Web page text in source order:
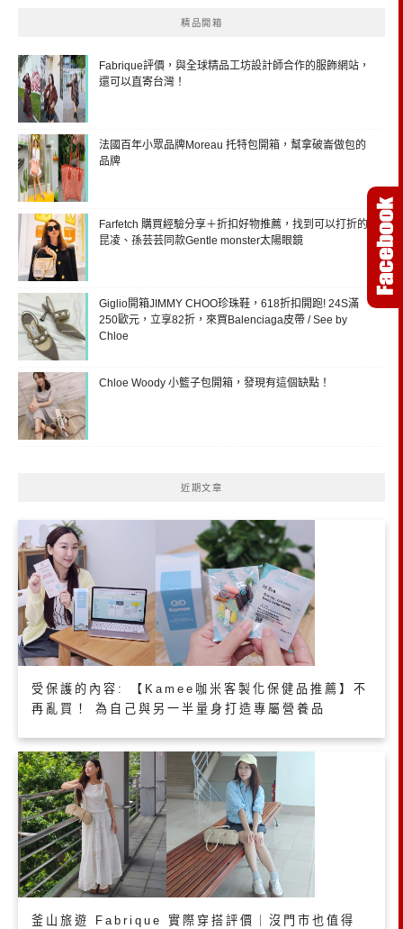
精品開箱
Fabrique評價，與全球精品工坊設計師合作的服飾網站，
還可以直寄台灣！
法國百年小眾品牌Moreau 托特包開箱，幫拿破崙做包的
品牌
Farfetch 購買經驗分享＋折扣好物推薦，找到可以打折的
昆凌、孫芸芸同款Gentle monster太陽眼鏡
Giglio開箱JIMMY CHOO珍珠鞋，618折扣開跑! 24S滿
250歐元，立享82折，來買Balenciaga皮帶 / See by
Chloe
Chloe Woody 小籃子包開箱，發現有這個缺點！
近期文章
受保護的內容: 【Kamee咖米客製化保健品推薦】不
再亂買！ 為自己與另一半量身打造專屬營養品
釜山旅遊 Fabrique 實際穿搭評價｜沒門市也值得